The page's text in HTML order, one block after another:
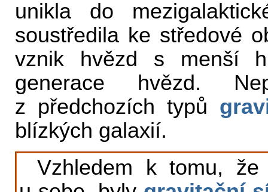
unikla do
soustředila ke středové
vznik hvězd s menší
generace hvězd.
z předchozích typů
blízkých galaxií.
Vzhledem k tomu,